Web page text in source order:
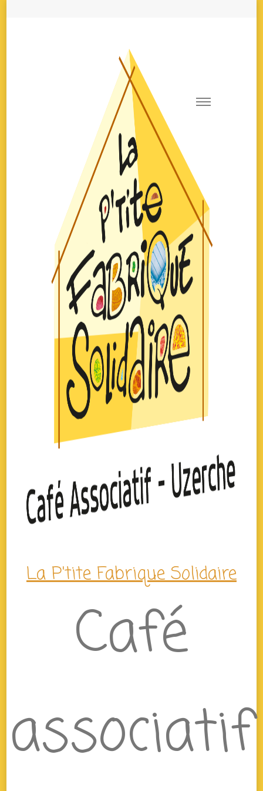
La P'tite Fabrique Solidaire
Café
associatif